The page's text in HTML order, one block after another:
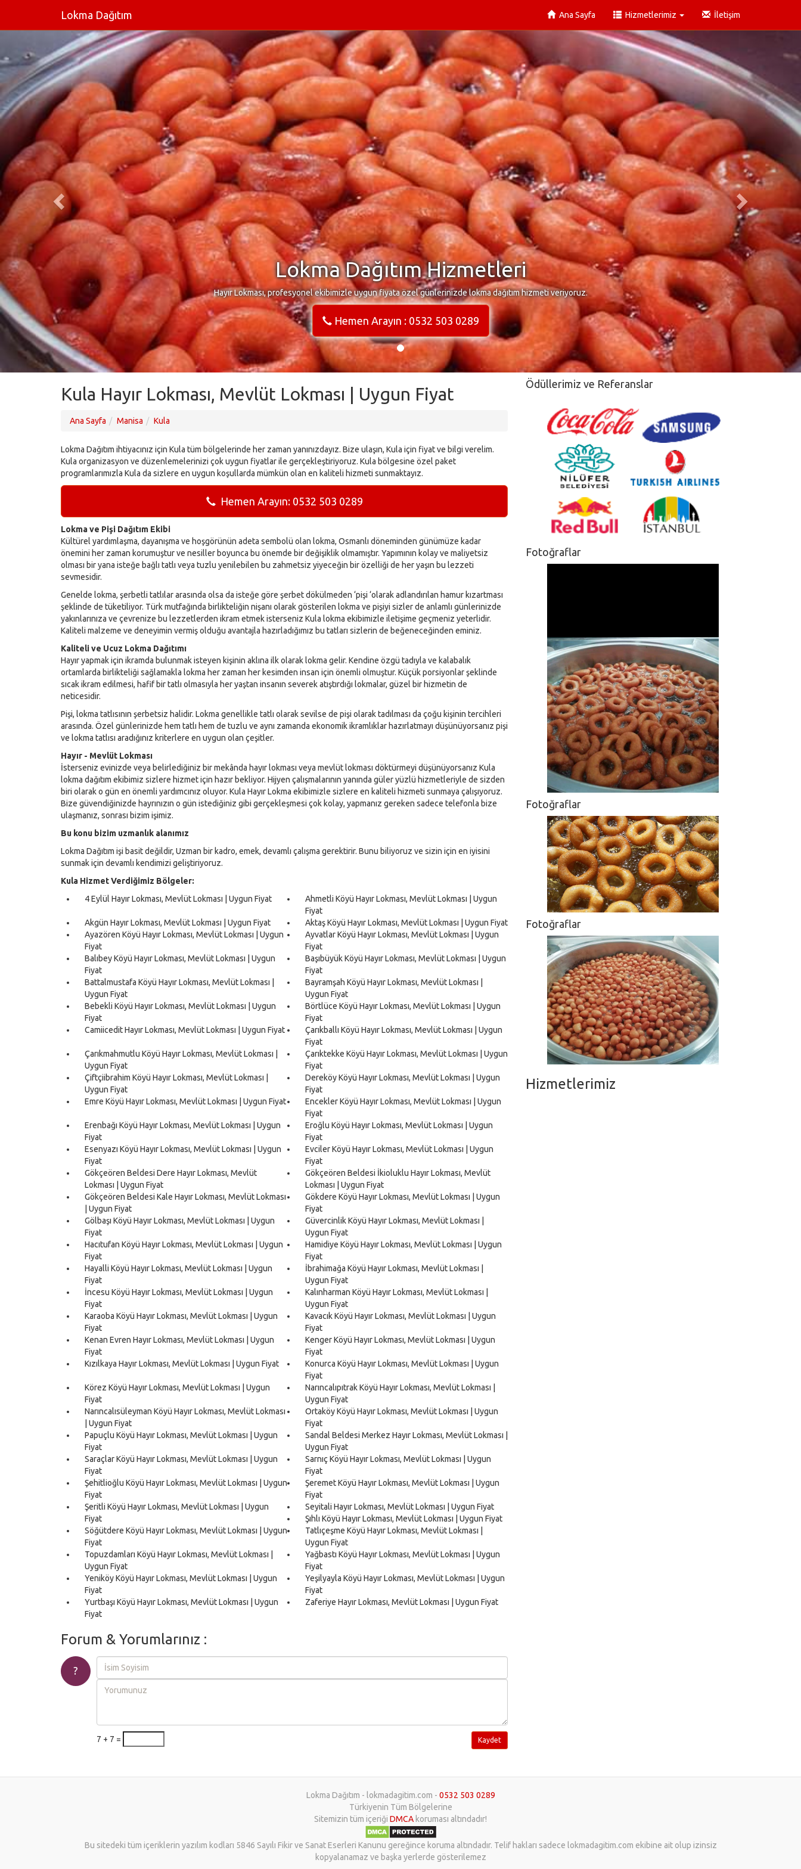
Lokma Dağıtım Ana Sayfa Hizmetlerimiz İletişim
Lokma Dağıtım Hizmetleri
Hayır Lokması, profesyonel ekibimizle uygun fiyata özel günlerinizde lokma dağıtım hizmeti veriyoruz.
Hemen Arayın : 0532 503 0289
Kula Hayır Lokması, Mevlüt Lokması | Uygun Fiyat
Ana Sayfa Manisa Kula
Lokma Dağıtım ihtiyacınız için Kula tüm bölgelerinde her zaman yanınızdayız. Bize ulaşın, Kula için fiyat ve bilgi verelim.
Kula organizasyon ve düzenlemelerinizi çok uygun fiyatlar ile gerçekleştiriyoruz. Kula bölgesine özel paket
programlarımızla Kula da sizlere en uygun koşullarda mümkün olan en kaliteli hizmeti sunmaktayız.
Hemen Arayın: 0532 503 0289
Lokma ve Pişi Dağıtım Ekibi
Kültürel yardımlaşma, dayanışma ve hoşgörünün adeta sembolü olan lokma, Osmanlı döneminden günümüze kadar
önemini her zaman korumuştur ve nesiller boyunca bu önemde bir değişiklik olmamıştır. Yapımının kolay ve maliyetsiz
olması bir yana isteğe bağlı tatlı veya tuzlu yenilebilen bu zahmetsiz yiyeceğin bir özelliği de her yaşın bu lezzeti
sevmesidir.
Genelde lokma, şerbetli tatlılar arasında olsa da isteğe göre şerbet dökülmeden ‘pişi ‘olarak adlandırılan hamur kızartması
şeklinde de tüketiliyor. Türk mutfağında birlikteliğin nişanı olarak gösterilen lokma ve pişiyi sizler de anlamlı günlerinizde
yakınlarınıza ve çevrenize bu lezzetlerden ikram etmek isterseniz Kula lokma ekibimizle iletişime geçmeniz yeterlidir.
Kaliteli malzeme ve deneyimin vermiş olduğu avantajla hazırladığımız bu tatları sizlerin de beğeneceğinden eminiz.
Kaliteli ve Ucuz Lokma Dağıtımı
Hayır yapmak için ikramda bulunmak isteyen kişinin aklına ilk olarak lokma gelir. Kendine özgü tadıyla ve kalabalık
ortamlarda birlikteliği sağlamakla lokma her zaman her kesimden insan için önemli olmuştur. Küçük porsiyonlar şeklinde
sıcak ikram edilmesi, hafif bir tatlı olmasıyla her yaştan insanın severek atıştırdığı lokmalar, güzel bir hizmetin de
neticesidir.
Pişi, lokma tatlısının şerbetsiz halidir. Lokma genellikle tatlı olarak sevilse de pişi olarak tadılması da çoğu kişinin tercihleri
arasında. Özel günlerinizde hem tatlı hem de tuzlu ve aynı zamanda ekonomik ikramlıklar hazırlatmayı düşünüyorsanız pişi
ve lokma tatlısı aradığınız kriterlere en uygun olan çeşitler.
Hayır - Mevlüt Lokması
İsterseniz evinizde veya belirlediğiniz bir mekânda hayır lokması veya mevlüt lokması döktürmeyi düşünüyorsanız Kula
lokma dağıtım ekibimiz sizlere hizmet için hazır bekliyor. Hijyen çalışmalarının yanında güler yüzlü hizmetleriyle de sizden
biri olarak o gün en önemli yardımcınız oluyor. Kula Hayır Lokma ekibimizle sizlere en kaliteli hizmeti sunmaya çalışıyoruz.
Bize güvendiğinizde hayrınızın o gün istediğiniz gibi gerçekleşmesi çok kolay, yapmanız gereken sadece telefonla bize
ulaşmanız, sonrası bizim işimiz.
Bu konu bizim uzmanlık alanımız
Lokma Dağıtım işi basit değildir, Uzman bir kadro, emek, devamlı çalışma gerektirir. Bunu biliyoruz ve sizin için en iyisini
sunmak için devamlı kendimizi geliştiriyoruz.
Kula Hizmet Verdiğimiz Bölgeler:
4 Eylül Hayır Lokması, Mevlüt Lokması | Uygun Fiyat
Ahmetli Köyü Hayır Lokması, Mevlüt Lokması | Uygun
Fiyat
Akgün Hayır Lokması, Mevlüt Lokması | Uygun Fiyat
Aktaş Köyü Hayır Lokması, Mevlüt Lokması | Uygun Fiyat
Ayazören Köyü Hayır Lokması, Mevlüt Lokması | Uygun
Fiyat
Ayvatlar Köyü Hayır Lokması, Mevlüt Lokması | Uygun
Fiyat
Balıbey Köyü Hayır Lokması, Mevlüt Lokması | Uygun
Fiyat
Başıbüyük Köyü Hayır Lokması, Mevlüt Lokması | Uygun
Fiyat
Battalmustafa Köyü Hayır Lokması, Mevlüt Lokması |
Uygun Fiyat
Bayramşah Köyü Hayır Lokması, Mevlüt Lokması |
Uygun Fiyat
Bebekli Köyü Hayır Lokması, Mevlüt Lokması | Uygun
Fiyat
Börtlüce Köyü Hayır Lokması, Mevlüt Lokması | Uygun
Fiyat
Camiicedit Hayır Lokması, Mevlüt Lokması | Uygun Fiyat
Çarıkballı Köyü Hayır Lokması, Mevlüt Lokması | Uygun
Fiyat
Çarıkmahmutlu Köyü Hayır Lokması, Mevlüt Lokması |
Uygun Fiyat
Çarıktekke Köyü Hayır Lokması, Mevlüt Lokması | Uygun
Fiyat
Çiftçiibrahim Köyü Hayır Lokması, Mevlüt Lokması |
Uygun Fiyat
Dereköy Köyü Hayır Lokması, Mevlüt Lokması | Uygun
Fiyat
Emre Köyü Hayır Lokması, Mevlüt Lokması | Uygun Fiyat
Encekler Köyü Hayır Lokması, Mevlüt Lokması | Uygun
Fiyat
Erenbağı Köyü Hayır Lokması, Mevlüt Lokması | Uygun
Fiyat
Eroğlu Köyü Hayır Lokması, Mevlüt Lokması | Uygun
Fiyat
Esenyazı Köyü Hayır Lokması, Mevlüt Lokması | Uygun
Fiyat
Evciler Köyü Hayır Lokması, Mevlüt Lokması | Uygun
Fiyat
Gökçeören Beldesi Dere Hayır Lokması, Mevlüt
Lokması | Uygun Fiyat
Gökçeören Beldesi İkioluklu Hayır Lokması, Mevlüt
Lokması | Uygun Fiyat
Gökçeören Beldesi Kale Hayır Lokması, Mevlüt Lokması
| Uygun Fiyat
Gökdere Köyü Hayır Lokması, Mevlüt Lokması | Uygun
Fiyat
Gölbaşı Köyü Hayır Lokması, Mevlüt Lokması | Uygun
Fiyat
Güvercinlik Köyü Hayır Lokması, Mevlüt Lokması |
Uygun Fiyat
Hacıtufan Köyü Hayır Lokması, Mevlüt Lokması | Uygun
Fiyat
Hamidiye Köyü Hayır Lokması, Mevlüt Lokması | Uygun
Fiyat
Hayalli Köyü Hayır Lokması, Mevlüt Lokması | Uygun
Fiyat
İbrahimağa Köyü Hayır Lokması, Mevlüt Lokması |
Uygun Fiyat
İncesu Köyü Hayır Lokması, Mevlüt Lokması | Uygun
Fiyat
Kalınharman Köyü Hayır Lokması, Mevlüt Lokması |
Uygun Fiyat
Karaoba Köyü Hayır Lokması, Mevlüt Lokması | Uygun
Fiyat
Kavacık Köyü Hayır Lokması, Mevlüt Lokması | Uygun
Fiyat
Kenan Evren Hayır Lokması, Mevlüt Lokması | Uygun
Fiyat
Kenger Köyü Hayır Lokması, Mevlüt Lokması | Uygun
Fiyat
Kızılkaya Hayır Lokması, Mevlüt Lokması | Uygun Fiyat
Konurca Köyü Hayır Lokması, Mevlüt Lokması | Uygun
Fiyat
Körez Köyü Hayır Lokması, Mevlüt Lokması | Uygun
Fiyat
Narıncalıpıtrak Köyü Hayır Lokması, Mevlüt Lokması |
Uygun Fiyat
Narıncalısüleyman Köyü Hayır Lokması, Mevlüt Lokması
| Uygun Fiyat
Ortaköy Köyü Hayır Lokması, Mevlüt Lokması | Uygun
Fiyat
Papuçlu Köyü Hayır Lokması, Mevlüt Lokması | Uygun
Fiyat
Sandal Beldesi Merkez Hayır Lokması, Mevlüt Lokması |
Uygun Fiyat
Saraçlar Köyü Hayır Lokması, Mevlüt Lokması | Uygun
Fiyat
Sarnıç Köyü Hayır Lokması, Mevlüt Lokması | Uygun
Fiyat
Şehitlioğlu Köyü Hayır Lokması, Mevlüt Lokması | Uygun
Fiyat
Şeremet Köyü Hayır Lokması, Mevlüt Lokması | Uygun
Fiyat
Şeritli Köyü Hayır Lokması, Mevlüt Lokması | Uygun
Fiyat
Seyitali Hayır Lokması, Mevlüt Lokması | Uygun Fiyat
Şıhlı Köyü Hayır Lokması, Mevlüt Lokması | Uygun Fiyat
Söğütdere Köyü Hayır Lokması, Mevlüt Lokması | Uygun
Fiyat
Tatlıçeşme Köyü Hayır Lokması, Mevlüt Lokması |
Uygun Fiyat
Topuzdamları Köyü Hayır Lokması, Mevlüt Lokması |
Uygun Fiyat
Yağbastı Köyü Hayır Lokması, Mevlüt Lokması | Uygun
Fiyat
Yeniköy Köyü Hayır Lokması, Mevlüt Lokması | Uygun
Fiyat
Yeşilyayla Köyü Hayır Lokması, Mevlüt Lokması | Uygun
Fiyat
Yurtbaşı Köyü Hayır Lokması, Mevlüt Lokması | Uygun
Fiyat
Zaferiye Hayır Lokması, Mevlüt Lokması | Uygun Fiyat
Forum & Yorumlarınız :
?
7 + 7 = Kaydet
Ödüllerimiz ve Referanslar
Fotoğraflar
Fotoğraflar
Fotoğraflar
Hizmetlerimiz
Lokma Dağıtım - lokmadagitim.com - 0532 503 0289
Türkiyenin Tüm Bölgelerine
Sitemizin tüm içeriği DMCA koruması altındadır!
Bu sitedeki tüm içeriklerin yazılım kodları 5846 Sayılı Fikir ve Sanat Eserleri Kanunu gereğince koruma altındadır. Telif hakları sadece lokmadagitim.com ekibine ait olup izinsiz
kopyalanamaz ve başka yerlerde gösterilemez